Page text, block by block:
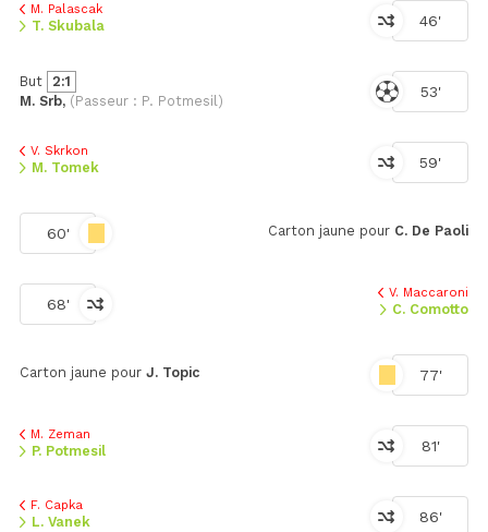
46'
M. Palascak
T. Skubala
53'
But 2:1
M. Srb, (Passeur : P. Potmesil)
59'
V. Skrkon
M. Tomek
60' Carton jaune pour C. De Paoli
68'
V. Maccaroni
C. Comotto
77'
Carton jaune pour J. Topic
81'
M. Zeman
P. Potmesil
86'
F. Capka
L. Vanek